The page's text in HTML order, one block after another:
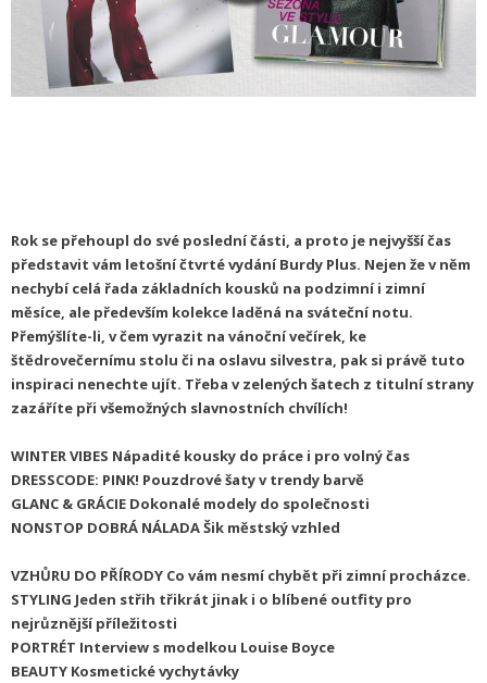
Rok se přehoupl do své poslední části, a proto je nejvyšší čas
představit vám letošní čtvrté vydání Burdy Plus. Nejen že v něm
nechybí celá řada základních kousků na podzimní i zimní
měsíce, ale především kolekce laděná na sváteční notu.
Přemýšlíte-li, v čem vyrazit na vánoční večírek, ke
štědrovečernímu stolu či na oslavu silvestra, pak si právě tuto
inspiraci nenechte ujít. Třeba v zelených šatech z titulní strany
zazáříte při všemožných slavnostních chvílích!
WINTER VIBES Nápadité kousky do práce i pro volný čas
DRESSCODE: PINK! Pouzdrové šaty v trendy barvě
GLANC & GRÁCIE Dokonalé modely do společnosti
NONSTOP DOBRÁ NÁLADAŠik městský vzhled
VZHŮRU DO PŘÍRODY Co vám nesmí chybět při zimní procházce.
STYLING Jeden střih třikrát jinak i o blíbené outfity pro
nejrůznější příležitosti
PORTRÉT Interview s modelkou Louise Boyce
BEAUTY Kosmetické vychytávky